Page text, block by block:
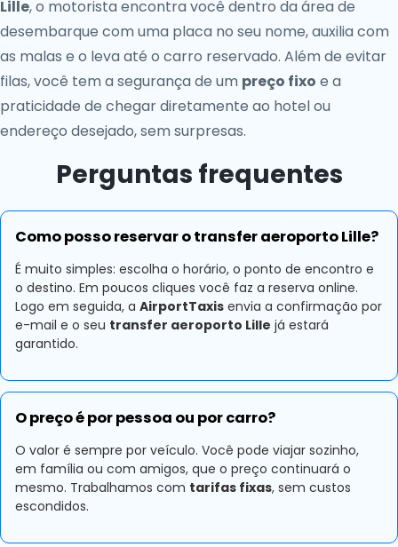
Lille, o motorista encontra você dentro da área de
desembarque com uma placa no seu nome, auxilia com
as malas e o leva até o carro reservado. Além de evitar
filas, você tem a segurança de um preço fixo e a
praticidade de chegar diretamente ao hotel ou
endereço desejado, sem surpresas.
Perguntas frequentes
Como posso reservar o transfer aeroporto Lille?
É muito simples: escolha o horário, o ponto de encontro e
o destino. Em poucos cliques você faz a reserva online.
Logo em seguida, a AirportTaxis envia a confirmação por
e-mail e o seu transfer aeroporto Lille já estará
garantido.
O preço é por pessoa ou por carro?
O valor é sempre por veículo. Você pode viajar sozinho,
em família ou com amigos, que o preço continuará o
mesmo. Trabalhamos com tarifas fixas, sem custos
escondidos.